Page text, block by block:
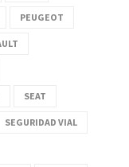
PEUGEOT
SEAT
SEGURIDAD VIAL